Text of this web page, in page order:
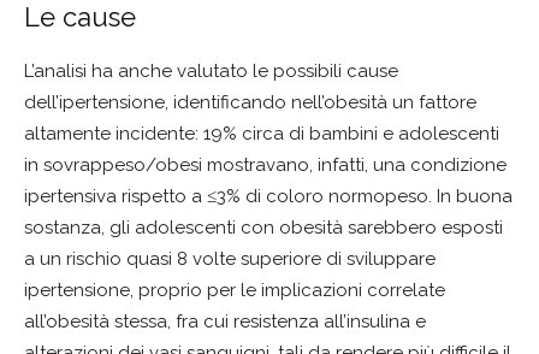
Le cause
L’analisi ha anche valutato le possibili cause
dell’ipertensione, identificando nell’obesità un fattore
altamente incidente: 19% circa di bambini e adolescenti
in sovrappeso/obesi mostravano, infatti, una condizione
ipertensiva rispetto a ≤3% di coloro normopeso. In buona
sostanza, gli adolescenti con obesità sarebbero esposti
a un rischio quasi 8 volte superiore di sviluppare
ipertensione, proprio per le implicazioni correlate
all’obesità stessa, fra cui resistenza all’insulina e